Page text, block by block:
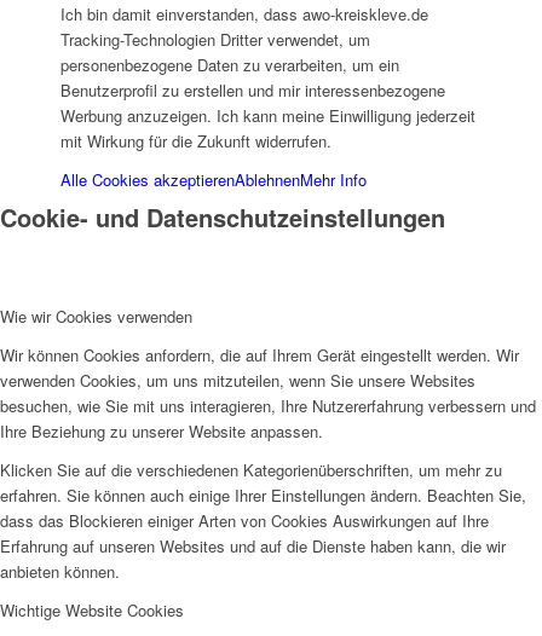
AG Wohlfahrt im Kreis Kleve
Wir als Arbeitgeberin
Mitglied werden
Ich bin damit einverstanden, dass awo-kreiskleve.de
Tracking-Technologien Dritter verwendet, um
personenbezogene Daten zu verarbeiten, um ein
Benutzerprofil zu erstellen und mir interessenbezogene
Werbung anzuzeigen. Ich kann meine Einwilligung jederzeit
mit Wirkung für die Zukunft widerrufen.
Alle Cookies akzeptierenAblehnenMehr Info
Cookie- und Datenschutzeinstellungen
Wie wir Cookies verwenden
Wir können Cookies anfordern, die auf Ihrem Gerät eingestellt werden. Wir
verwenden Cookies, um uns mitzuteilen, wenn Sie unsere Websites
besuchen, wie Sie mit uns interagieren, Ihre Nutzererfahrung verbessern und
Ihre Beziehung zu unserer Website anpassen.
Klicken Sie auf die verschiedenen Kategorienüberschriften, um mehr zu
erfahren. Sie können auch einige Ihrer Einstellungen ändern. Beachten Sie,
dass das Blockieren einiger Arten von Cookies Auswirkungen auf Ihre
Erfahrung auf unseren Websites und auf die Dienste haben kann, die wir
anbieten können.
Wichtige Website Cookies